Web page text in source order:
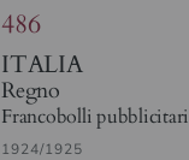
486
ITALIA
Regno
Francobolli pubblicitari
1924/1925